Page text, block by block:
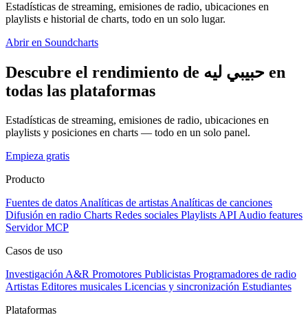
Estadísticas de streaming, emisiones de radio, ubicaciones en
playlists e historial de charts, todo en un solo lugar.
Abrir en Soundcharts
Descubre el rendimiento de حبيبي ليه en
todas las plataformas
Estadísticas de streaming, emisiones de radio, ubicaciones en
playlists y posiciones en charts — todo en un solo panel.
Empieza gratis
Producto
Fuentes de datos Analíticas de artistas Analíticas de canciones
Difusión en radio Charts Redes sociales Playlists API Audio features
Servidor MCP
Casos de uso
Investigación A&R Promotores Publicistas Programadores de radio
Artistas Editores musicales Licencias y sincronización Estudiantes
Plataformas